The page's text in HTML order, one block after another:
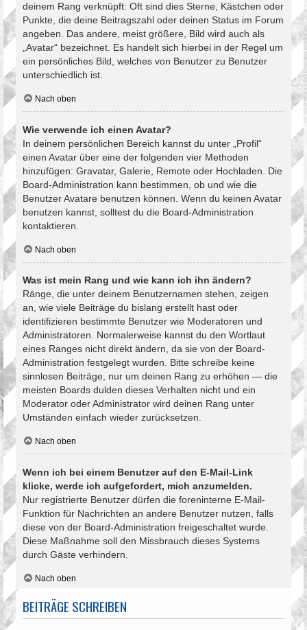
deinem Rang verknüpft: Oft sind dies Sterne, Kästchen oder
Punkte, die deine Beitragszahl oder deinen Status im Forum
angeben. Das andere, meist größere, Bild wird auch als
„Avatar“ bezeichnet. Es handelt sich hierbei in der Regel um
ein persönliches Bild, welches von Benutzer zu Benutzer
unterschiedlich ist.
Nach oben
Wie verwende ich einen Avatar?
In deinem persönlichen Bereich kannst du unter „Profil“
einen Avatar über eine der folgenden vier Methoden
hinzufügen: Gravatar, Galerie, Remote oder Hochladen. Die
Board-Administration kann bestimmen, ob und wie die
Benutzer Avatare benutzen können. Wenn du keinen Avatar
benutzen kannst, solltest du die Board-Administration
kontaktieren.
Nach oben
Was ist mein Rang und wie kann ich ihn ändern?
Ränge, die unter deinem Benutzernamen stehen, zeigen
an, wie viele Beiträge du bislang erstellt hast oder
identifizieren bestimmte Benutzer wie Moderatoren und
Administratoren. Normalerweise kannst du den Wortlaut
eines Ranges nicht direkt ändern, da sie von der Board-
Administration festgelegt wurden. Bitte schreibe keine
sinnlosen Beiträge, nur um deinen Rang zu erhöhen — die
meisten Boards dulden dieses Verhalten nicht und ein
Moderator oder Administrator wird deinen Rang unter
Umständen einfach wieder zurücksetzen.
Nach oben
Wenn ich bei einem Benutzer auf den E-Mail-Link
klicke, werde ich aufgefordert, mich anzumelden.
Nur registrierte Benutzer dürfen die foreninterne E-Mail-
Funktion für Nachrichten an andere Benutzer nutzen, falls
diese von der Board-Administration freigeschaltet wurde.
Diese Maßnahme soll den Missbrauch dieses Systems
durch Gäste verhindern.
Nach oben
BEITRÄGE SCHREIBEN